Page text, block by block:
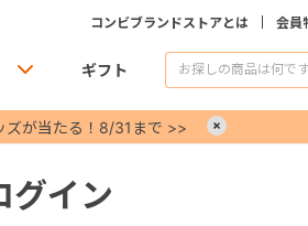
コンビブランドストアとは 会員
ギフト
ズが当たる！8/31まで >>
グイン